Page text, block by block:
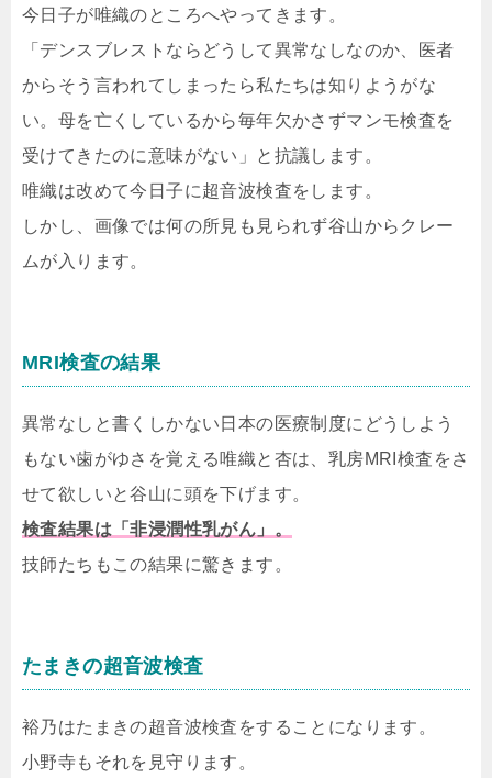
今日子が唯織のところへやってきます。
「デンスブレストならどうして異常なしなのか、医者
からそう言われてしまったら私たちは知りようがな
い。母を亡くしているから毎年欠かさずマンモ検査を
受けてきたのに意味がない」と抗議します。
唯織は改めて今日子に超音波検査をします。
しかし、画像では何の所見も見られず谷山からクレー
ムが入ります。
MRI検査の結果
異常なしと書くしかない日本の医療制度にどうしよう
もない歯がゆさを覚える唯織と杏は、乳房MRI検査をさ
せて欲しいと谷山に頭を下げます。
検査結果は「非浸潤性乳がん」。
技師たちもこの結果に驚きます。
たまきの超音波検査
裕乃はたまきの超音波検査をすることになります。
小野寺もそれを見守ります。